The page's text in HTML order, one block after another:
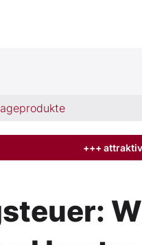
+++